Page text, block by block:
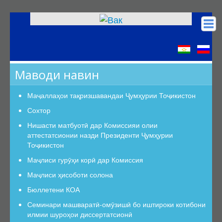
КОА
Низомномаҳо
Шуъбаи аттестатсионӣ
Шуъбаҳои аттестатсионии илмӣ
Дастурамалҳои вазифавии кормандони шуъба
Раёсат
Аъзои Раёсат
Маводи навин
Маҷаллаҳои тақризшавандаи Ҷумҳурии Тоҷикистон
Сохтор
Нишасти матбуотӣ дар Комиссияи олии
аттестатсионии назди Президенти Ҷумҳурии
Тоҷикистон
Маҷлиси гурӯҳи корӣ дар Комиссия
Маҷлиси ҳисоботи солона
Бюллетени КОА
Семинари машваратӣ-омӯзишӣ бо иштироки котибони
илмии шуроҳои диссертатсионӣ